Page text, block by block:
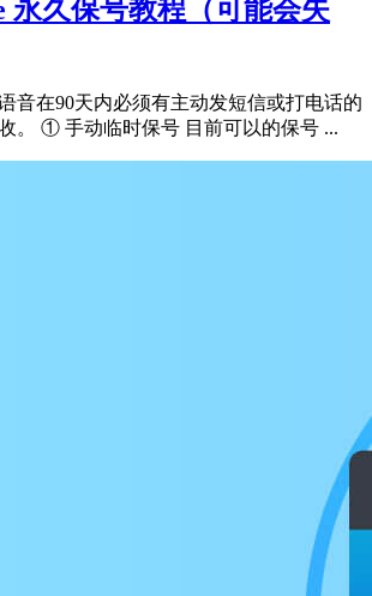
永久保号教程（可能会失
音在90天内必须有主动发短信或打电话的
。 ① 手动临时保号 目前可以的保号 ...